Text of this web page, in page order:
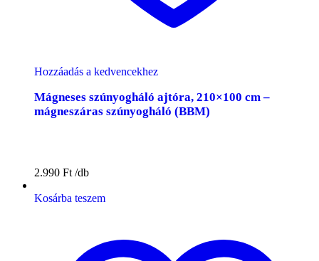
Hozzáadás a kedvencekhez
Mágneses szúnyogháló ajtóra, 210×100 cm –
mágneszáras szúnyogháló (BBM)
2.990 Ft
Kosárba teszem